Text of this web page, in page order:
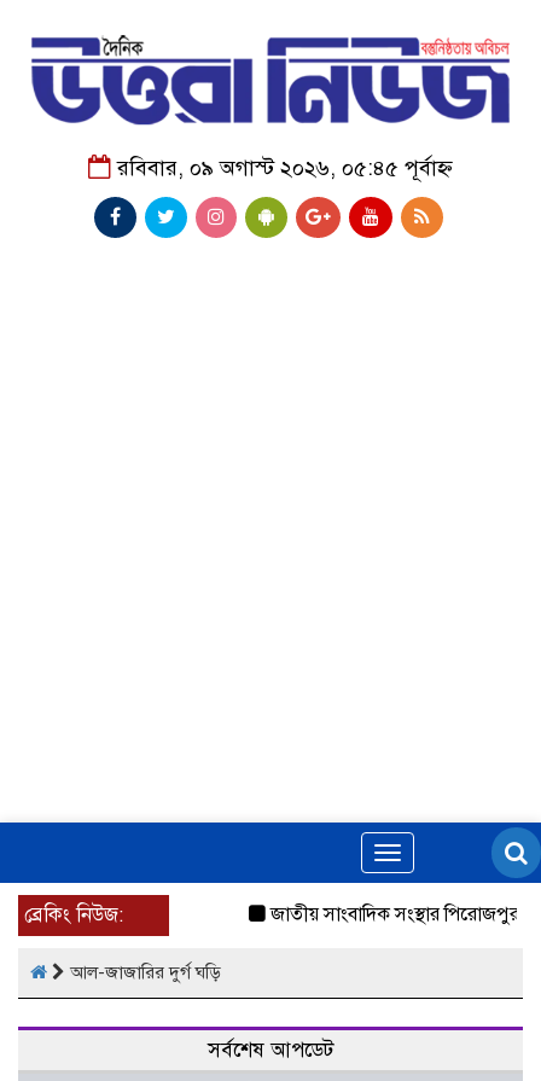
রবিবার, ০৯ অগাস্ট ২০২৬, ০৫:৪৫ পূর্বাহ্ন
Toggle
navigation
ব্রেকিং নিউজ: জাতীয় সাংবাদিক সংস্থার পিরোজপুর
আল-জাজারির দুর্গ ঘড়ি
সর্বশেষ আপডেট